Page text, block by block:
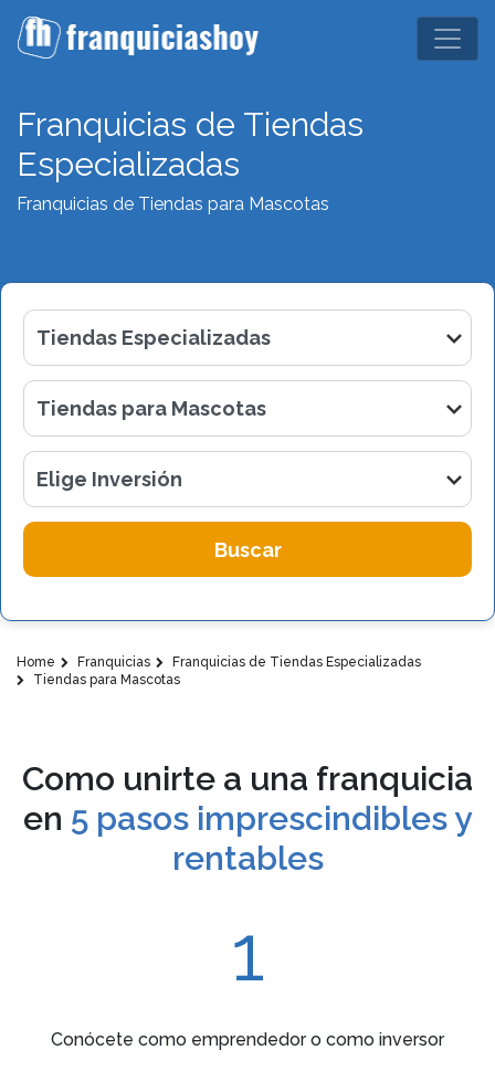
Franquicias de Tiendas
Especializadas
Franquicias de Tiendas para Mascotas
Buscar
Home Franquicias
Franquicias de Tiendas Especializadas
Tiendas para Mascotas
Como unirte a una franquicia
en 5 pasos imprescindibles y
rentables
1
Conócete como emprendedor o como inversor